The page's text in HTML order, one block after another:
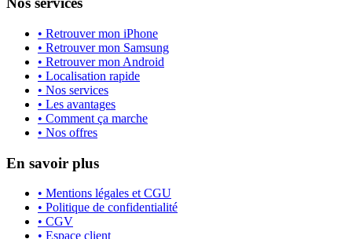
• Retrouver mon iPhone
• Retrouver mon Samsung
• Retrouver mon Android
• Localisation rapide
• Nos services
• Les avantages
• Comment ça marche
• Nos offres
En savoir plus
• Mentions légales et CGU
• Politique de confidentialité
• CGV
• Espace client